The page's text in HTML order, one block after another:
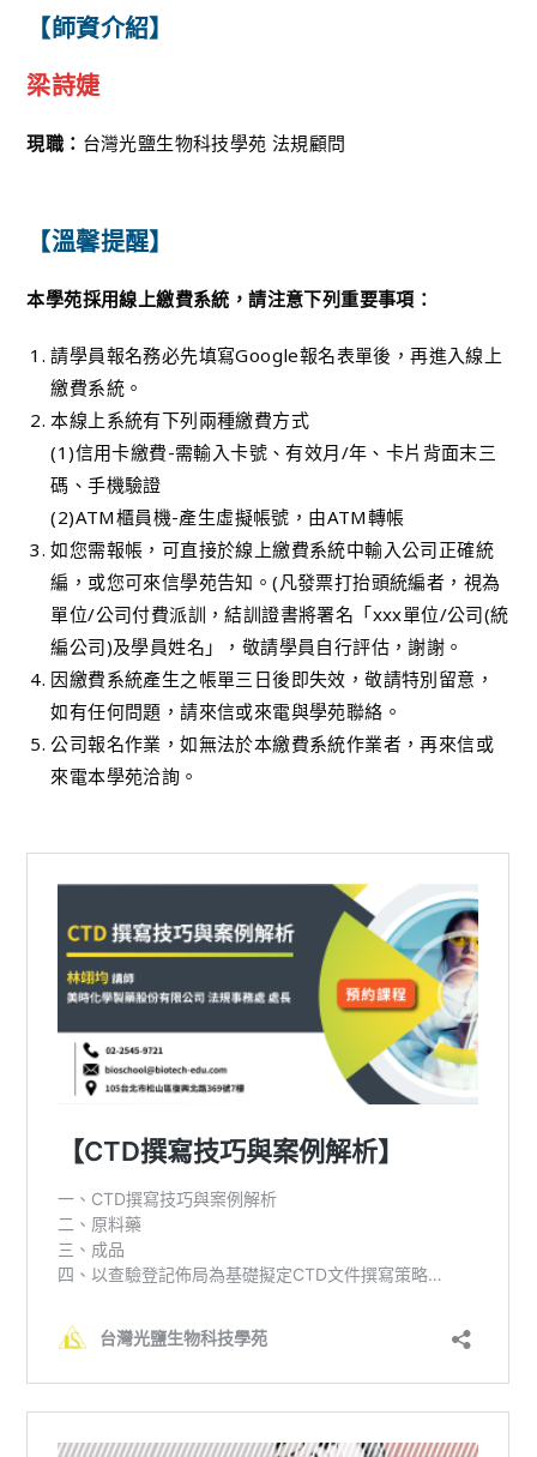
【師資介紹】
梁詩婕
現職： 台灣光鹽生物科技學苑 法規顧問
【溫馨提醒】
本學苑採用線上繳費系統，請注意下列重要事項：
請學員報名務必先填寫Google報名表單後，再進入線上
繳費系統。
本線上系統有下列兩種繳費方式
(1)信用卡繳費-需輸入卡號、有效月/年、卡片背面末三
碼、手機驗證
(2)ATM櫃員機-產生虛擬帳號，由ATM轉帳
如您需報帳，可直接於線上繳費系統中輸入公司正確統
編，或您可來信學苑告知。(凡發票打抬頭統編者，視為
單位/公司付費派訓，結訓證書將署名「xxx單位/公司(統
編公司)及學員姓名」，敬請學員自行評估，謝謝。
因繳費系統產生之帳單三日後即失效，敬請特別留意，
如有任何問題，請來信或來電與學苑聯絡。
公司報名作業，如無法於本繳費系統作業者，再來信或
來電本學苑洽詢。